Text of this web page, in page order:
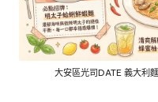
順
遊
資
大安區光司DATE 義大利